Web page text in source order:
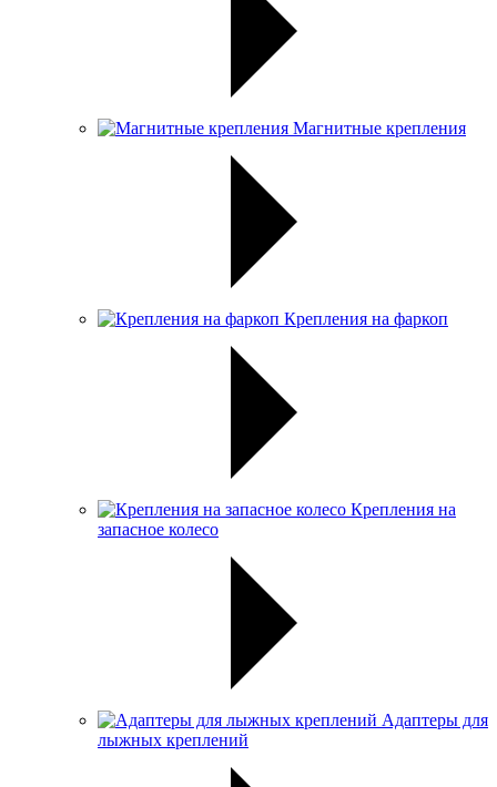
Магнитные крепления
Крепления на фаркоп
Крепления на
запасное колесо
Адаптеры для
лыжных креплений